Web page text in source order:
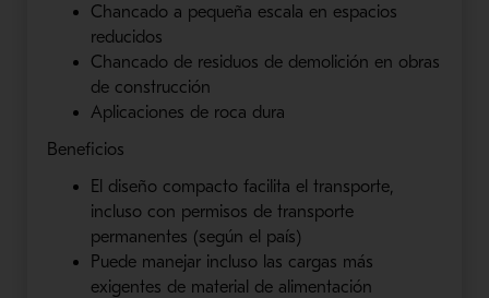
Chancado a pequeña escala en espacios
reducidos
Chancado de residuos de demolición en obras
de construcción
Aplicaciones de roca dura
Beneficios
El diseño compacto facilita el transporte,
incluso con permisos de transporte
permanentes (según el país)
Puede manejar incluso las cargas más
exigentes de material de alimentación